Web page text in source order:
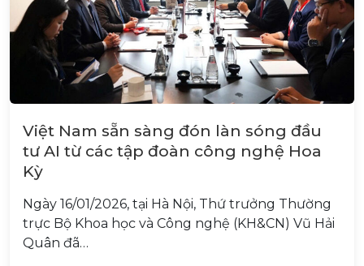
Việt Nam sẵn sàng đón làn sóng đầu
tư AI từ các tập đoàn công nghệ Hoa
Kỳ
Ngày 16/01/2026, tại Hà Nội, Thứ trưởng Thường
trực Bộ Khoa học và Công nghệ (KH&CN) Vũ Hải
Quân đã…